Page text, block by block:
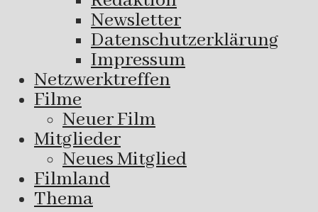
Newsletter
Datenschutzerklärung
Impressum
Netzwerktreffen
Filme
Neuer Film
Mitglieder
Neues Mitglied
Filmland
Thema